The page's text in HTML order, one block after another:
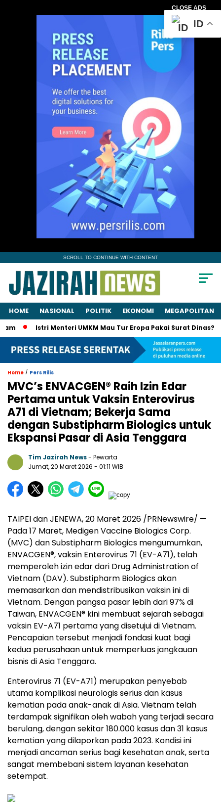
CLOSE ADS
SCROLL TO CONTINUE WITH CONTENT
HOME NASIONAL POLITIK EKONOMI MEGAPOLITAN
Istri Menteri UMKM Mau Tur Eropa Pakai Surat Dinas? KPK
Home / Pers Rilis
MVC’s ENVACGEN® Raih Izin Edar
Pertama untuk Vaksin Enterovirus
A71 di Vietnam; Bekerja Sama
dengan Substipharm Biologics untuk
Ekspansi Pasar di Asia Tenggara
Tim Jazirah News- Pewarta
Jumat, 20 Maret 2026 - 01:11 WIB
TAIPEI dan JENEWA, 20 Maret 2026 /PRNewswire/ —
Pada 17 Maret, Medigen Vaccine Biologics Corp.
(MVC) dan Substipharm Biologics mengumumkan,
ENVACGEN®, vaksin Enterovirus 71 (EV-A71), telah
memperoleh izin edar dari Drug Administration of
Vietnam (DAV). Substipharm Biologics akan
memasarkan dan mendistribusikan vaksin ini di
Vietnam. Dengan pangsa pasar lebih dari 97% di
Taiwan, ENVACGEN® kini membuat sejarah sebagai
vaksin EV-A71 pertama yang disetujui di Vietnam.
Pencapaian tersebut menjadi fondasi kuat bagi
kedua perusahaan untuk memperluas jangkauan
bisnis di Asia Tenggara.
Enterovirus 71 (EV-A71) merupakan penyebab
utama komplikasi neurologis serius dan kasus
kematian pada anak-anak di Asia. Vietnam telah
terdampak signifikan oleh wabah yang terjadi secara
berulang, dengan sekitar 180.000 kasus dan 31 kasus
kematian yang dilaporkan pada 2023. Kondisi ini
menjadi ancaman serius bagi kesehatan anak, serta
sangat membebani sistem layanan kesehatan
setempat.
ID